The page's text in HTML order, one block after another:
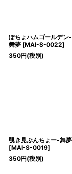
ぽちょハムゴールデン-
舞夢 [MAI-S-0022]
350円(税別)
覗き見ぶんちょー-舞夢
[MAI-S-0019]
350円(税別)